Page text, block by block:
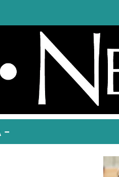
-